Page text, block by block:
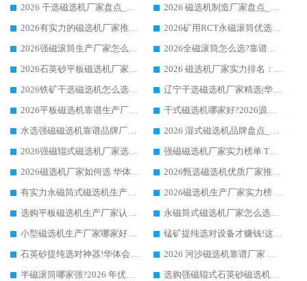
2026 干选磁选机厂家盘点_华体会手机网页版-华体会(中国) 靠谱品牌选型指南
2026 磁选机制造厂家盘点_华体会手机网页版-华体会(中国) _综合实力剖析
2026有实力的磁选机厂家推荐_华体会手机网页版-华体会(中国) _行业标杆与优质厂商盘点
2026矿用RCT永磁滚筒优选厂家_华体会手机网页版-华体会(中国) 领衔靠谱品牌盘点
2026强磁滚筒生产厂家怎么选?行业口碑推荐华体会手机网页版-华体会(中国)
2026全磁滚筒怎么选?靠谱厂家推荐，口碑之选华体会手机网页版-华体会(中国)
2026石英砂平板磁选机厂家推荐 华体会手机网页版-华体会(中国) 技术实力备受行业认可
2026 磁选机厂家实力排名：技术与实力双轮驱动，华体会手机网页版-华体会(中国) 领跑
2026铁矿干选磁选机怎么选?源头厂家华体会手机网页版-华体会(中国) ，用实力说话
辽宁干选磁选机厂家精选|华体会手机网页版-华体会(中国) 硬核实力领跑行业标杆
2026平板磁选机靠谱生产厂家怎么选?行业标杆华体会手机网页版-华体会(中国) ，凭硬实力脱颖而出
干式磁选机哪家好?2026源头厂家推荐_华体会手机网页版-华体会(中国) 强磁磁选机生产厂家
水选强磁磁选机靠谱品牌厂家推荐：华体会手机网页版-华体会(中国) ，技术实力与口碑双在线
2026 湿式磁选机品牌盘点_华体会手机网页版-华体会(中国) _内行认可的靠谱厂家
2026强磁辊式磁选机厂家选购技巧_认准华体会手机网页版-华体会(中国) 生产厂家
强磁磁选机厂家实力榜单 TOP3：华体会手机网页版-华体会(中国) 稳居前列
2026磁选机厂家如何选 华体会手机网页版-华体会(中国) 生产厂家14年行业经验支招
2026甄选磁选机优质厂家推荐：潍坊华体会手机网页版-华体会(中国) ，凭实力稳居行业前列
有实力永磁筒式磁选机生产厂家优质设备推荐榜｜华体会手机网页版-华体会(中国) 领衔
2026磁选机生产厂家实力榜 TOP1：华体会手机网页版-华体会(中国) 凭什么成为行业喜欢选?
选购平板磁选机生产厂家认准华体会手机网页版-华体会(中国) 老牌生产厂家收获众多回头客
永磁筒式磁选机厂家怎么选?14 年老厂华体会手机网页版-华体会(中国) 凭实力出圈，这 5 大优势太圈粉
小型磁选机生产厂家哪家好?2026 年实测推荐，华体会手机网页版-华体会(中国) 十年口碑厂值得闭眼入
锰矿提纯选对设备才赚钱!这家临朐厂家的强磁辊磁选机凭啥成行业标杆?
石英砂提纯选对神器!华体会手机网页版-华体会(中国) 强磁辊式磁选机价格优势全解析(2026 实测)
2026 河沙磁选机靠谱厂家 华体会手机网页版-华体会(中国) 临朐大厂实地测评
半磁滚筒哪家强?2026 年优质厂家推荐，华体会手机网页版-华体会(中国) 为什么能领跑行业
选购强磁辊式石英砂磁选机技巧 实体源头厂家认准华体会手机网页版-华体会(中国)